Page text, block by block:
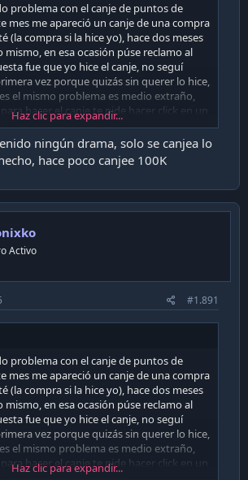
problema con el canje de puntos de
mes me apareció un canje de una compra
(la compra si la hice yo), hace dos meses
mismo, en esa ocasión púse reclamo al
fue que yo hice el canje, no seguí
vez porque quizás sin querer lo hice,
el mismo problema es medio extraño,
hacer el canje te pide hacer click en un
Haz clic para expandir...
ningún drama, solo se canjea lo
hace poco canjee 100K
Activo
#1.891
problema con el canje de puntos de
mes me apareció un canje de una compra
(la compra si la hice yo), hace dos meses
mismo, en esa ocasión púse reclamo al
fue que yo hice el canje, no seguí
vez porque quizás sin querer lo hice,
el mismo problema es medio extraño,
hacer el canje te pide hacer click en un
Haz clic para expandir...